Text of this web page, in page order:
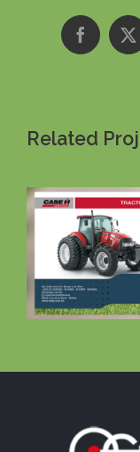
Facebook
X
Related
Bourse
valeurs
Bolivie